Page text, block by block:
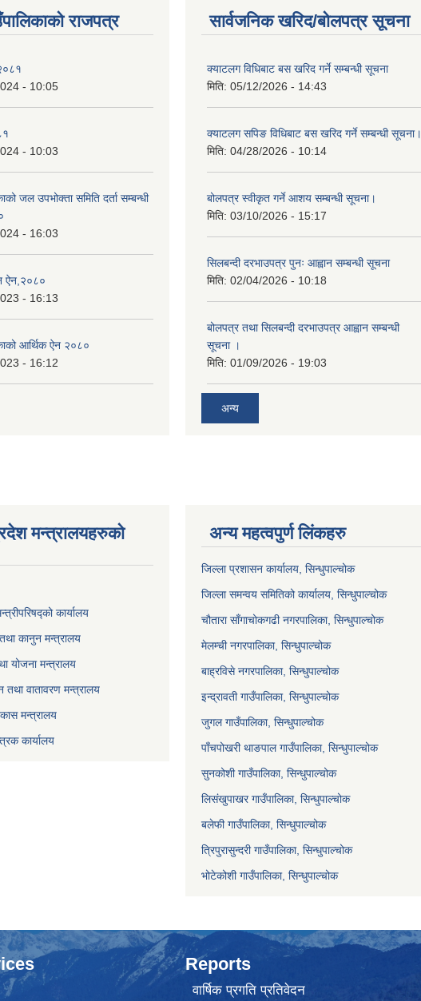
राजपत्र
- 10:05
- 10:03
जल उपभोक्ता समिति दर्ता सम्बन्धी
- 16:03
ऐन,२०८०
- 16:13
आर्थिक ऐन २०८०
- 16:12
सार्वजनिक खरिद/बोलपत्र सूचना
क्याटलग विधिबाट बस खरिद गर्ने सम्बन्धी सूचना
मिति: 05/12/2026 - 14:43
क्याटलग सपिङ विधिबाट बस खरिद गर्ने सम्बन्धी सूचना।
मिति: 04/28/2026 - 10:14
बोलपत्र स्वीकृत गर्ने आशय सम्बन्धी सूचना।
मिति: 03/10/2026 - 15:17
सिलबन्दी दरभाउपत्र पुनः आह्वान सम्बन्धी सूचना
मिति: 02/04/2026 - 10:18
बोलपत्र तथा सिलबन्दी दरभाउपत्र आह्वान सम्बन्धी
सूचना ।
मिति: 01/09/2026 - 19:03
अन्य
मन्त्रालयहरुको
कार्यालय
कानुन मन्त्रालय
योजना मन्त्रालय
तथा वातावरण मन्त्रालय
मन्त्रालय
कार्यालय
अन्य महत्वपुर्ण लिंकहरु
जिल्ला प्रशासन कार्यालय, सिन्धुपाल्चोक
जिल्ला समन्वय समितिको कार्यालय, सिन्धुपाल्चोक
चौतारा साँगाचोकगढी नगरपालिका, सिन्धुपाल्चोक
मेलम्ची नगरपालिका, सिन्धुपाल्चोक
बाह्रविसे नगरपालिका, सिन्धुपाल्चोक
इन्द्रावती गाउँपालिका, सिन्धुपाल्चोक
जुगल गाउँपालिका, सिन्धुपाल्चोक
पाँचपोखरी थाङपाल गाउँपालिका, सिन्धुपाल्चोक
सुनकोशी गाउँपालिका, सिन्धुपाल्चोक
लिसंखुपाखर गाउँपालिका, सिन्धुपाल्चोक
बलेफी गाउँपालिका, सिन्धुपाल्चोक
त्रिपुरासुन्दरी गाउँपालिका, सिन्धुपाल्चोक
भोटेकोशी गाउँपालिका, सिन्धुपाल्चोक
Reports
वार्षिक प्रगति प्रतिवेदन